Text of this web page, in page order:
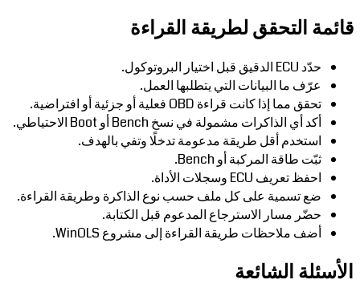
قائمة التحقق لطريقة القراءة
حدّد ECU الدقيق قبل اختيار البروتوكول.
عرّف ما البيانات التي يتطلبها العمل.
تحقق مما إذا كانت قراءة OBD فعلية أو جزئية أو افتراضية.
أكد أي الذاكرات مشمولة في نسخ Bench أو Boot الاحتياطي.
استخدم أقل طريقة مدعومة تدخلًا وتفي بالهدف.
ثبّت طاقة المركبة أو Bench.
احفظ تعريف ECU وسجلات الأداة.
ضع تسمية على كل ملف حسب نوع الذاكرة وطريقة القراءة.
حضّر مسار الاسترجاع المدعوم قبل الكتابة.
أضف ملاحظات طريقة القراءة إلى مشروع WinOLS.
الأسئلة الشائعة